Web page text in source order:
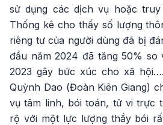
sử dụng các dịch vụ hoặc
Thống kê cho thấy số lượng
riêng tư của người dùng đã bị
đầu năm 2024 đã tăng 50% so
2023 gây bức xúc cho xã
Quỳnh Dao (Đoàn Kiên Giang)
vụ tâm linh, bói toán, tử vi trực
rộ với một lực lượng thầy bói